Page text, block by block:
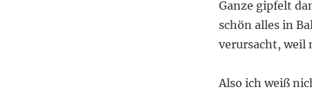
Ganze gipfelt
schön alles in
verursacht, weil
Also ich weiß